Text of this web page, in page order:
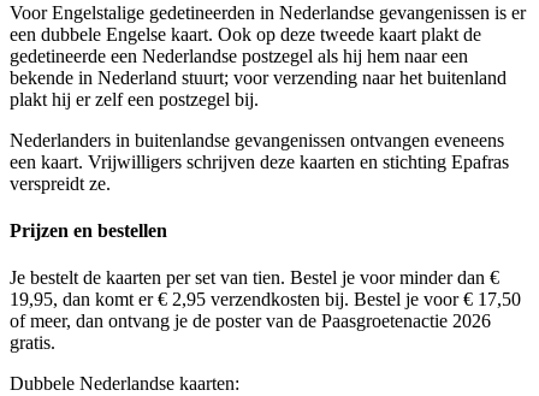
Voor Engelstalige gedetineerden in Nederlandse gevangenissen is er
een dubbele Engelse kaart. Ook op deze tweede kaart plakt de
gedetineerde een Nederlandse postzegel als hij hem naar een
bekende in Nederland stuurt; voor verzending naar het buitenland
plakt hij er zelf een postzegel bij.
Nederlanders in buitenlandse gevangenissen ontvangen eveneens
een kaart. Vrijwilligers schrijven deze kaarten en stichting Epafras
verspreidt ze.
Prijzen en bestellen
Je bestelt de kaarten per set van tien. Bestel je voor minder dan €
19,95, dan komt er € 2,95 verzendkosten bij. Bestel je voor € 17,50
of meer, dan ontvang je de poster van de Paasgroetenactie 2026
gratis.
Dubbele Nederlandse kaarten: